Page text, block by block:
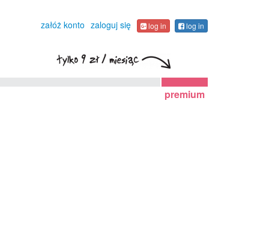
załóż konto zaloguj się log in log in
premium